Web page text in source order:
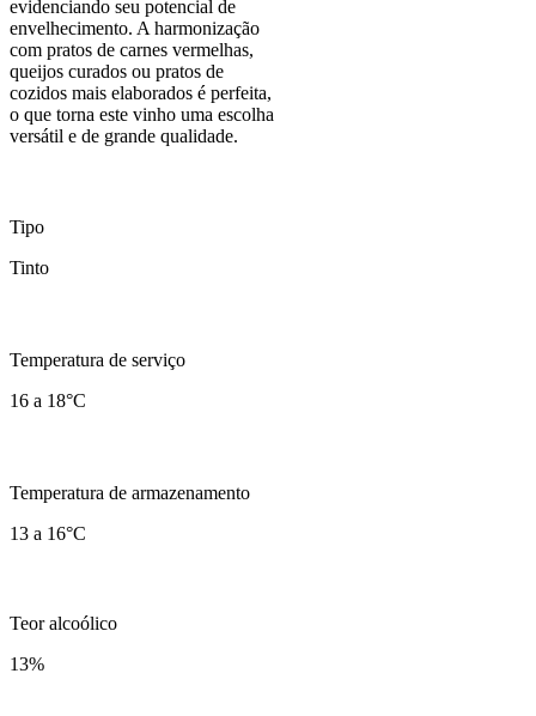
evidenciando seu potencial de
envelhecimento. A harmonização
com pratos de carnes vermelhas,
queijos curados ou pratos de
cozidos mais elaborados é perfeita,
o que torna este vinho uma escolha
versátil e de grande qualidade.
Tipo
Tinto
Temperatura de serviço
16 a 18°C
Temperatura de armazenamento
13 a 16°C
Teor alcoólico
13%